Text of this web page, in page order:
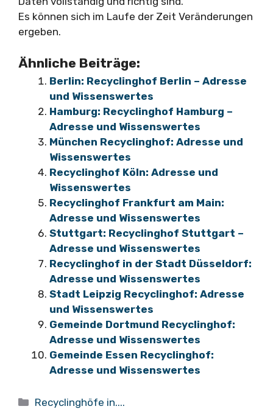
Es können sich im Laufe der Zeit Veränderungen
ergeben.
Ähnliche Beiträge:
Berlin: Recyclinghof Berlin – Adresse
und Wissenswertes
Hamburg: Recyclinghof Hamburg –
Adresse und Wissenswertes
München Recyclinghof: Adresse und
Wissenswertes
Recyclinghof Köln: Adresse und
Wissenswertes
Recyclinghof Frankfurt am Main:
Adresse und Wissenswertes
Stuttgart: Recyclinghof Stuttgart –
Adresse und Wissenswertes
Recyclinghof in der Stadt Düsseldorf:
Adresse und Wissenswertes
Stadt Leipzig Recyclinghof: Adresse
und Wissenswertes
Gemeinde Dortmund Recyclinghof:
Adresse und Wissenswertes
Gemeinde Essen Recyclinghof:
Adresse und Wissenswertes
Kategorien
Recyclinghöfe in....